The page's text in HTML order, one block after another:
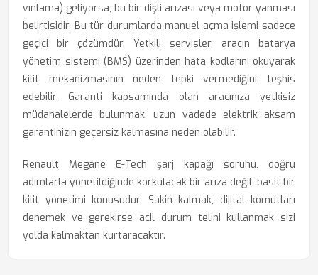
vınlama) geliyorsa, bu bir dişli arızası veya motor yanması
belirtisidir. Bu tür durumlarda manuel açma işlemi sadece
geçici bir çözümdür. Yetkili servisler, aracın batarya
yönetim sistemi (BMS) üzerinden hata kodlarını okuyarak
kilit mekanizmasının neden tepki vermediğini teşhis
edebilir. Garanti kapsamında olan aracınıza yetkisiz
müdahalelerde bulunmak, uzun vadede elektrik aksam
garantinizin geçersiz kalmasına neden olabilir.
Renault Megane E-Tech şarj kapağı sorunu, doğru
adımlarla yönetildiğinde korkulacak bir arıza değil, basit bir
kilit yönetimi konusudur. Sakin kalmak, dijital komutları
denemek ve gerekirse acil durum telini kullanmak sizi
yolda kalmaktan kurtaracaktır.